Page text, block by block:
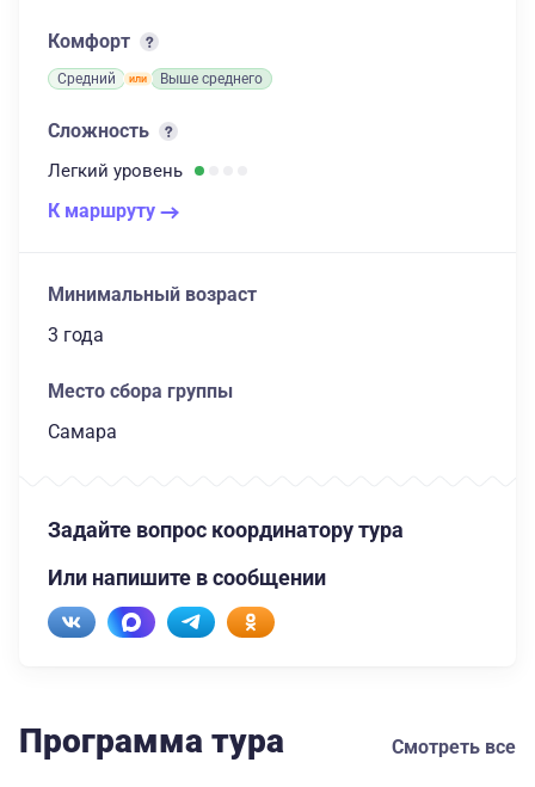
Комфорт
Средний Выше среднего
Сложность
Легкий уровень
К маршруту
Минимальный возраст
3 года
Место сбора группы
Самара
Задайте вопрос координатору тура
Или напишите в сообщении
Программа тура Смотреть все